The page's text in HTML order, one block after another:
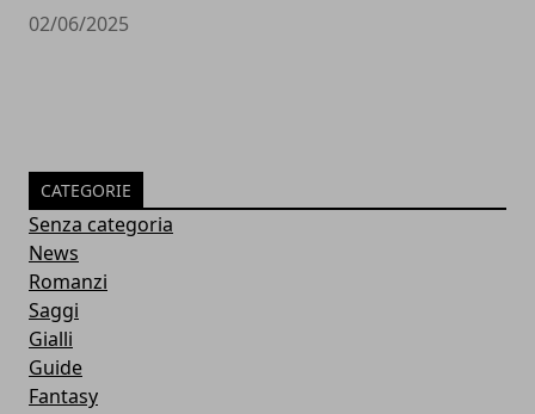
02/06/2025
CATEGORIE
Senza categoria
News
Romanzi
Saggi
Gialli
Guide
Fantasy